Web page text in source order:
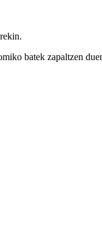
batek zapaltzen